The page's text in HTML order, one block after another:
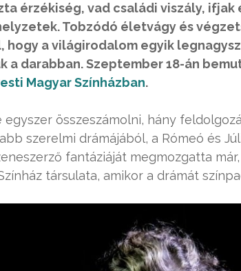
érzékiség, vad családi viszály,
Tobzódó életvágy és
hogy a világirodalom egyik
a darabban. Szeptember 18-án
Magyar Színházban.
egyszer összeszámolni, hány
szerelmi drámájából, a Rómeó és
fantáziáját megmozgatta
társulata, amikor a drámát